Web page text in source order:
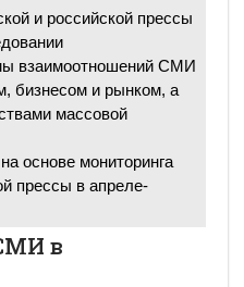
и российской прессы
взаимоотношений СМИ
бизнесом и рынком, а
массовой
основе мониторинга
прессы в апреле-
в